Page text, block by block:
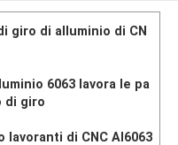
giro di alluminio di CN
6063 lavora le pa
di giro
lavoranti di CNC Al6063